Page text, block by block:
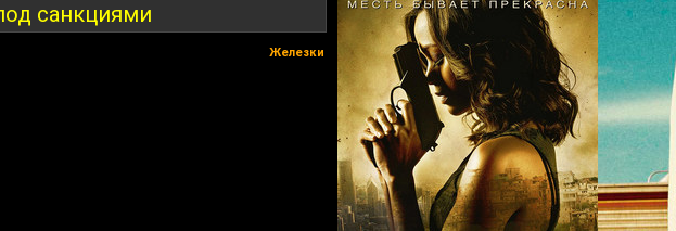
санкциями
Железки